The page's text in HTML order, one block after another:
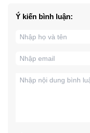
Ý kiến bình luận: